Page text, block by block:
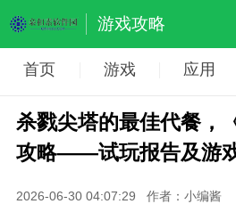
游戏攻略
首页 游戏 应用
杀戮尖塔的最佳代餐，
攻略——试玩报告及游
2026-06-30 04:07:29 作者：小编酱